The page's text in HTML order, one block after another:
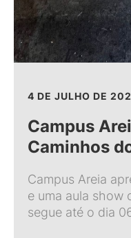
4 DE JULHO DE
Campus
Caminhos
Campus Areia
e uma aula show
segue até o dia